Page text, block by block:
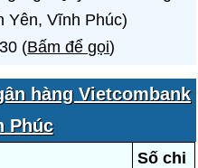
Yên, Vĩnh Phúc)
(Bấm để gọi)
hàng Vietcombank
Phúc
Số chi